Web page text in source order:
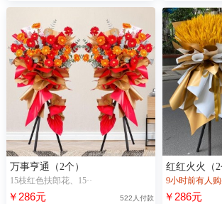
万事亨通（2个）
15枝红色扶郎花、15··
￥286元 522人付款
红红火火（2
9小时前有人
￥286元